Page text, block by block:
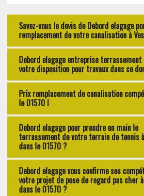
Savez-vous le devis de Debord elagage
remplacement de votre canalisation à
Debord elagage entreprise
votre disposition pour travaux dans ce
Prix remplacement de canalisation
le 01570 !
Debord elagage pour prendre en main le
terrassement de votre terrain de tennis
dans le 01570 ?
Debord elagage vous confirme ses
votre projet de pose de regard pas cher
dans le 01570 ?